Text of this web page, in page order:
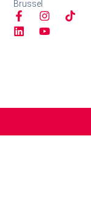
Brussel